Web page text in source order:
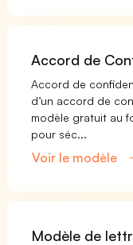
Accord de
Accord de
d’un accord de
modèle gratuit au
pour séc...
Voir le modèle
Modèle de